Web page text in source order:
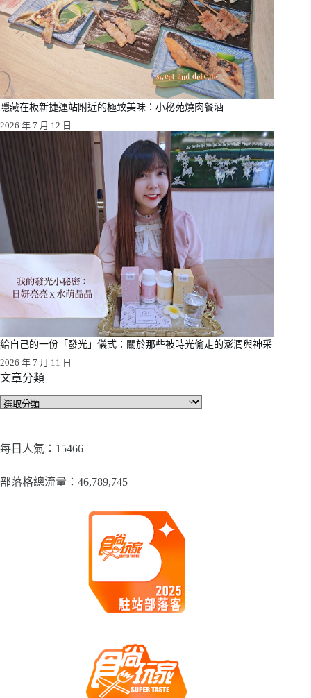
隱藏在板新捷運站附近的極致美味：小秘苑燒肉餐酒
2026 年 7 月 12 日
給自己的一份「發光」儀式：關於那些被時光偷走的澎潤與神采
2026 年 7 月 11 日
文章分類
文
類
每日人氣：15466
部落格總流量：​46,789,745